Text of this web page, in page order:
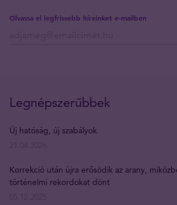
Olvassa el legfrissebb híreinket e-mailben
Legnépszerűbbek
Új hatóság, új szabályok
Korrekció után újra erősödik az arany,
történelmi rekordokat dönt